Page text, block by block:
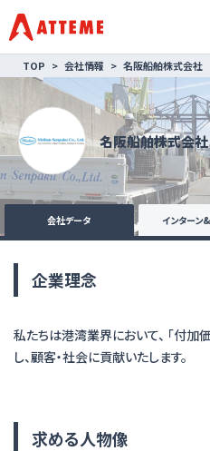
TOP 会社情報 名阪船舶株式会社
名阪船舶株式会社
会社データ インターン
企業理念
私たちは港湾業界において、 「付加
し、顧客・社会に貢献いたします。
求める人物像